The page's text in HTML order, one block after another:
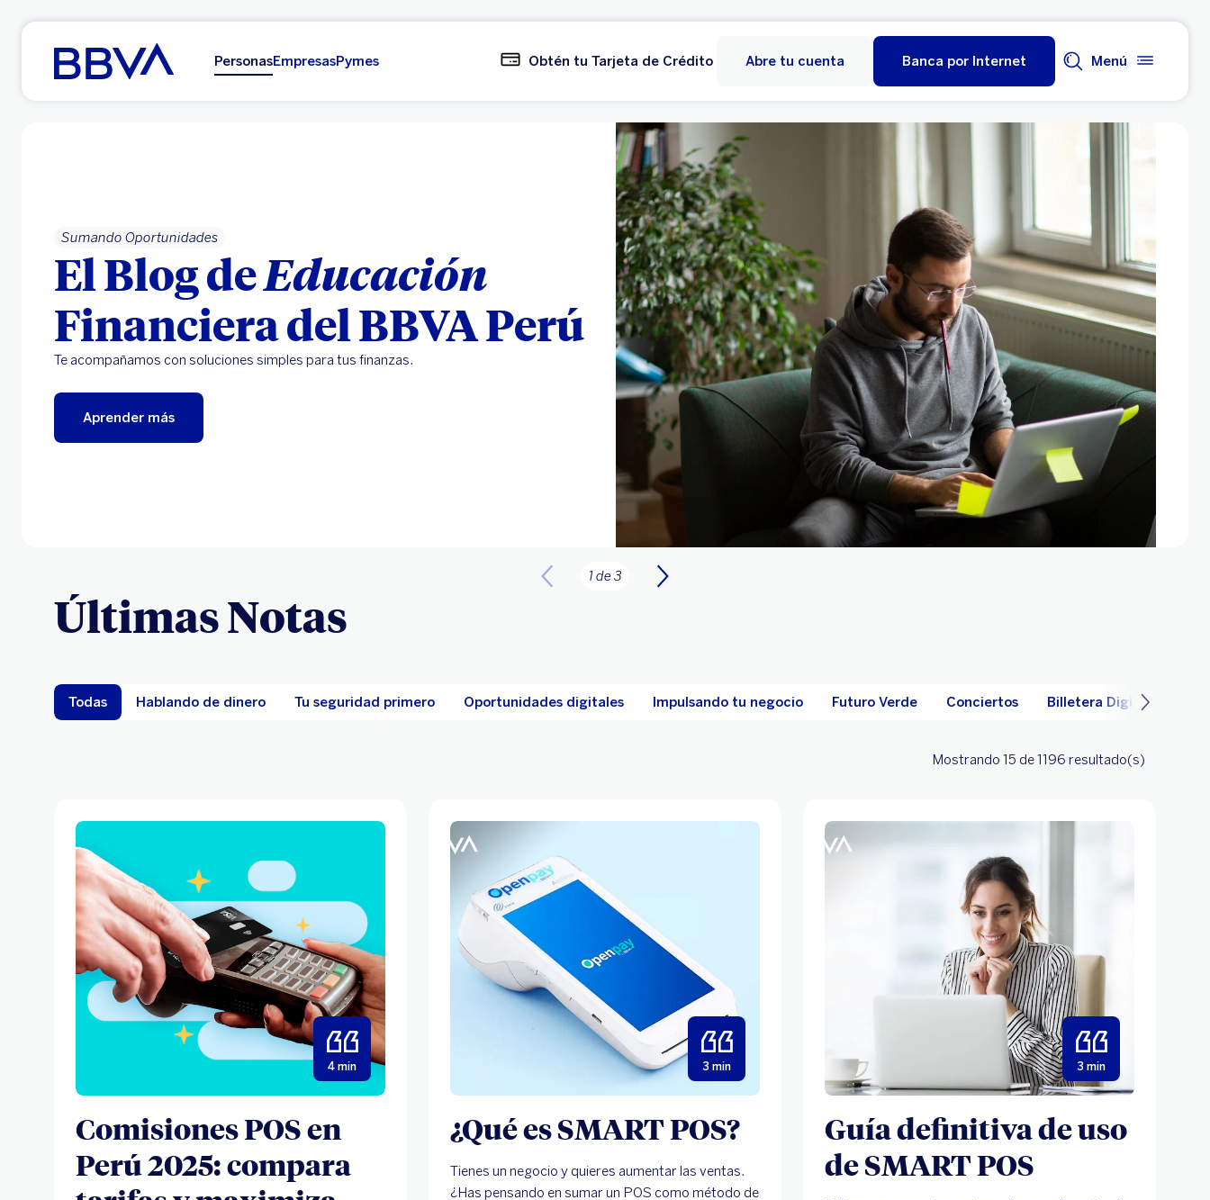
Ir al contenido principal
PersonasEmpresasPymes Obtén tu Tarjeta de Crédito Abre tu cuenta Banca por Internet Menú
Sumando Oportunidades
El Blog deEducación
Financiera del BBVA Perú
Te acompañamos con soluciones simples para tus finanzas.
Aprender más
1 de 3
Últimas Notas
Todas Hablando de dinero Tu seguridad primero Oportunidades digitales Impulsando tu negocio Futuro Verde Conciertos Billetera Digital
Mostrando 15 de 1196 resultado(s)
4 min
Comisiones POS en
Perú 2025: compara
3 min
¿Qué es SMART POS?
Tienes un negocio y quieres aumentar las ventas.
¿Has pensando en sumar un POS como método de
3 min
Guía definitiva de uso
de SMART POS